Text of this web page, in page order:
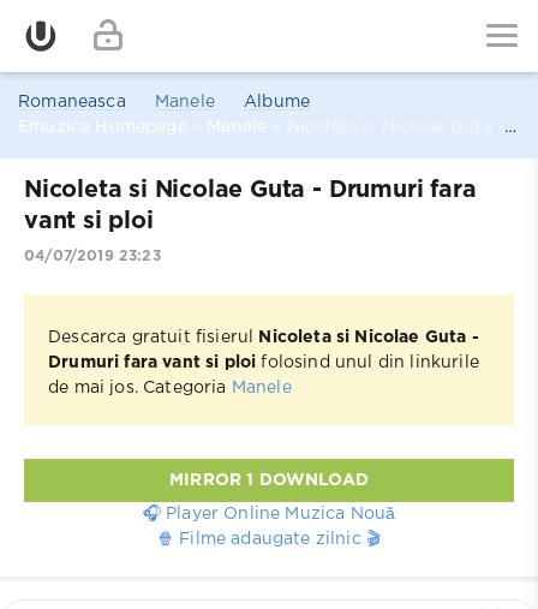
Romaneasca Manele
Albume
Emuzica Homepage
Manele
Nicoleta si Nicolae Guta - Drumuri fara
vant si ploi
04/07/2019 23:23
Descarca gratuit fisierul
Nicoleta si Nicolae Guta -
Drumuri fara vant si ploi folosind unul din linkurile
de mai jos. Categoria
Manele
MIRROR 1 DOWNLOAD
🎧 Player Online Muzica Nouă
🍿 Filme adaugate zilnic 🎬